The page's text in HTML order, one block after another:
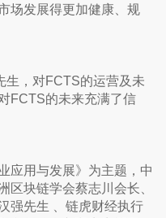
场发展得更加健康、规
生，对FCTS的运营及未
FCTS的未来充满了信
应用与发展》为主题，中
区块链学会蔡志川会长、
强先生 、链虎财经执行